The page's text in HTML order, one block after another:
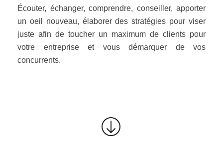
Écouter, échanger, comprendre, conseiller, apporter
un oeil nouveau, élaborer des stratégies pour viser
juste afin de toucher un maximum de clients pour
votre entreprise et vous démarquer de vos
concurrents.